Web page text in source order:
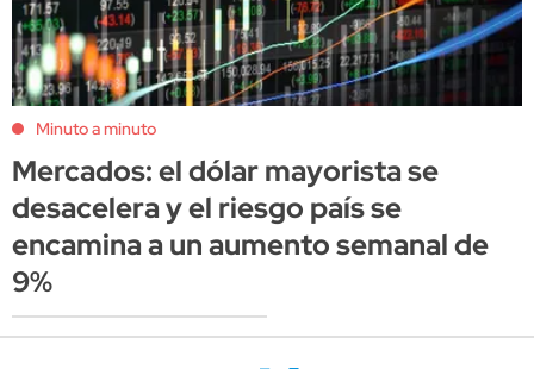
Minuto a minuto
Mercados: el dólar mayorista se
desacelera y el riesgo país se
encamina a un aumento semanal de
9%